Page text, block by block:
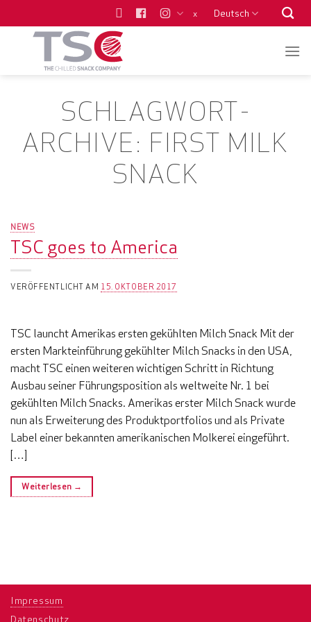
Inhalt
x Deutsch
SCHLAGWORT-
ARCHIVE: FIRST MILK
SNACK
NEWS
TSC goes to America
VERÖFFENTLICHT AM 15. OKTOBER 2017
TSC launcht Amerikas ersten gekühlten Milch Snack Mit der
ersten Markteinführung gekühlter Milch Snacks in den USA,
macht TSC einen weiteren wichtigen Schritt in Richtung
Ausbau seiner Führungsposition als weltweite Nr. 1 bei
gekühlten Milch Snacks. Amerikas erster Milch Snack wurde
nun als Erweiterung des Produktportfolios und als Private
Label einer bekannten amerikanischen Molkerei eingeführt.
[…]
Weiterlesen →
Impressum
Datenschutz